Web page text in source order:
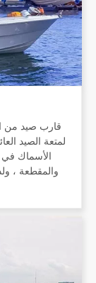
قارب صيد من
لمتعة الصيد
الأسماك
والمقطعة ،